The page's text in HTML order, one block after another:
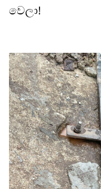
වෙලා!